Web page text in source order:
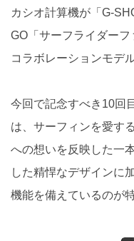
カシオ計算機が「G-
GO「サーフライダー
コラボレーションモデ
今回で記念すべき10回
は、サーフィンを愛す
への想いを反映した一
した精悍なデザインに
機能を備えているのが特